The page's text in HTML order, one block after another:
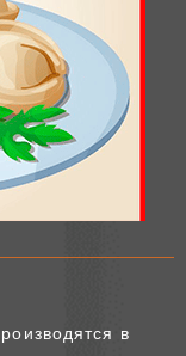
в